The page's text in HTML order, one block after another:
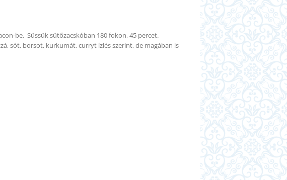
be. Süssük sütőzacskóban 180 fokon, 45 percet.
sót, borsot, kurkumát, curryt ízlés szerint, de magában is